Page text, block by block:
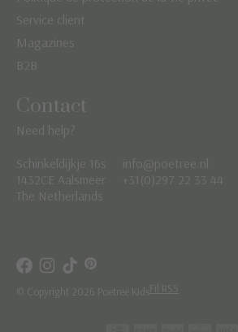
Service client
Magazines
B2B
Contact
Need help?
Schinkeldijkje 16s
1432CE Aalsmeer
The Netherlands
info@poetree.nl
+31(0)297 22 33 44
© Copyright 2026 Poetree Kids Fil RSS
Nederlands